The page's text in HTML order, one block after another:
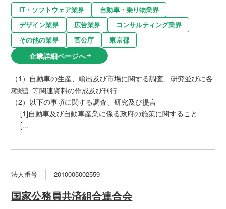
IT・ソフトウェア業界
自動車・乗り物業界
デザイン業界
広告業界
コンサルティング業界
その他の業界
官公庁 東京都
企業詳細ページへarrow_right_alt
（1）自動車の生産、輸出及び市場に関する調査、研究並びに各
種統計等関連資料の作成及び刊行
（2）以下の事項に関する調査、研究及び提言
[1]自動車及び自動車産業に係る政府の施策に関すること
[...
法人番号 2010005002559
国家公務員共済組合連合会